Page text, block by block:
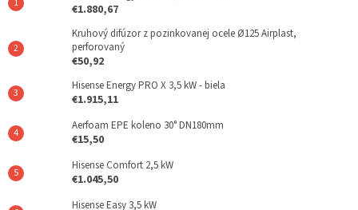
€1.880,67
Kruhový difúzor z pozinkovanej ocele Ø125 Airplast,
perforovaný
€50,92
Hisense Energy PRO X 3,5 kW - biela
€1.915,11
Aerfoam EPE koleno 30° DN180mm
€15,50
Hisense Comfort 2,5 kW
€1.045,50
Hisense Easy 3,5 kW